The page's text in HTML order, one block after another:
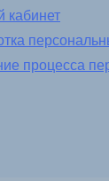
кабинет
процесса